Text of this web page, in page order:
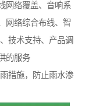
网络覆盖、音响系
网络综合布线、智
技术支持、产品调
的服务
措施，防止雨水渗